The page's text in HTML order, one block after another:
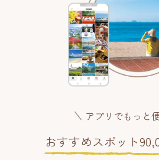
アプリでもっと
おすすめスポット